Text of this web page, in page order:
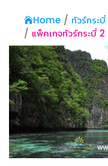
Home ทัวร์กระบี่
แพ็คเกจทัวร์กระบี่